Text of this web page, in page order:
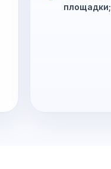
площадки;